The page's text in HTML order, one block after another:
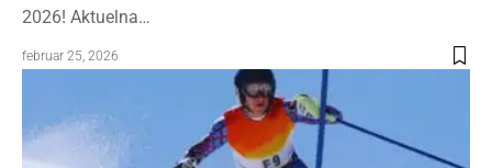
2026! Aktuelna…
februar 25, 2026